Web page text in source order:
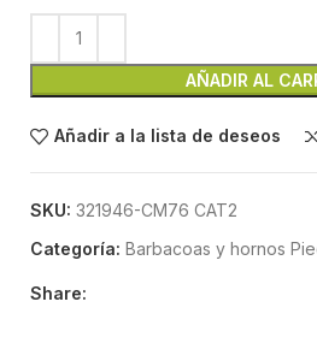
AÑADIR AL
Añadir a la lista de deseos
SKU: 321946-CM76 CAT2
Categoría: Barbacoas y hornos
Share: